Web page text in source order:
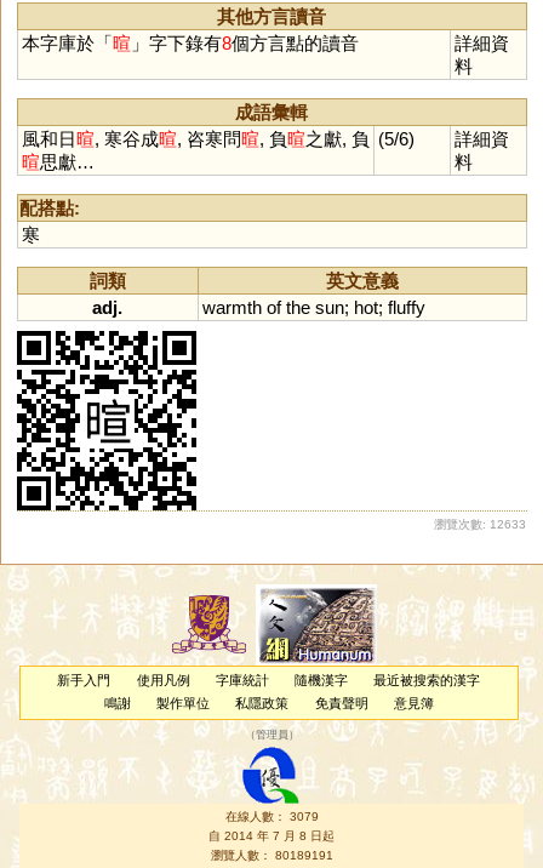
其他方言讀音
本字庫於「暄 」字下錄有8個方言點的讀音
詳細資
料
成語彙輯
風和日暄, 寒谷成暄, 咨寒問暄, 負暄之獻, 負
暄思獻…
(5/6)
詳細資
料
配搭點:
寒
詞類
英文意義
adj.
warmth of the sun; hot; fluffy
瀏覽次數: 12633
新手入門 使用凡例 字庫統計 隨機漢字
最近被搜索的漢字
鳴謝
製作單位 私隱政策 免責聲明 意見簿
（管理員 ）
在線人數： 3079
自 2014 年 7 月 8 日起
瀏覽人數： 80189191